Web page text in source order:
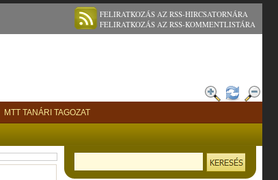
FELIRATKOZÁS AZ RSS-HIRCSATORNÁRA
FELIRATKOZÁS AZ RSS-KOMMENTLISTÁRA
MTT TANÁRI TAGOZAT